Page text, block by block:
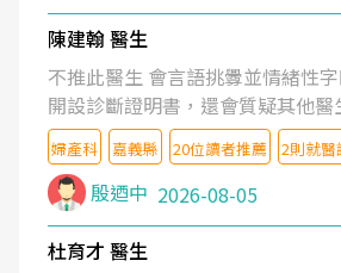
陳建翰 醫生
不推此醫生 會言語挑釁並情緒性
開設診斷證明書，還會質疑其他醫
婦產科 嘉義縣 20位讀者推薦 2則就醫
殷迺中 2026-08-05
杜育才 醫生